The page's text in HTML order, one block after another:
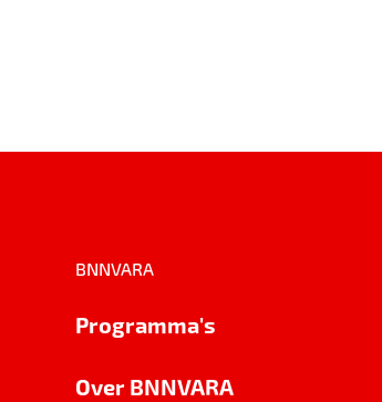
BNNVARA
Programma's
Over BNNVARA